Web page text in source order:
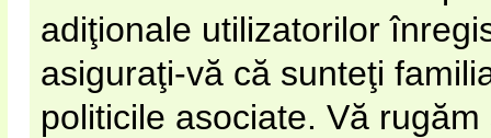
adiţionale utilizatorilor
asiguraţi-vă că sunteţi
politicile asociate. Vă